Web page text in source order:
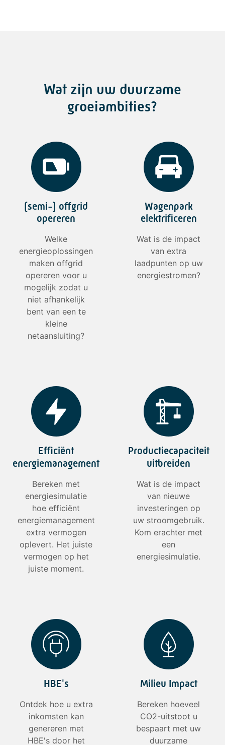
Wat zijn uw duurzame
groeiambities?
(semi-) offgrid
opereren
Welke
energieoplossingen
maken offgrid
opereren voor u
mogelijk zodat u
niet afhankelijk
bent van een te
kleine
netaansluiting?
Wagenpark
elektrificeren
Wat is de impact
van extra
laadpunten op uw
energiestromen?
Efficiënt
energiemanagement
Bereken met
energiesimulatie
hoe efficiënt
energiemanagement
extra vermogen
oplevert. Het juiste
vermogen op het
juiste moment.
Productiecapaciteit
uitbreiden
Wat is de impact
van nieuwe
investeringen op
uw stroomgebruik.
Kom erachter met
een
energiesimulatie.
HBE's
Ontdek hoe u extra
inkomsten kan
genereren met
HBE's door het
Milieu Impact
Bereken hoeveel
CO2-uitstoot u
bespaart met uw
duurzame